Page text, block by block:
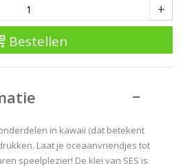
+
Bestellen
in kawaii (dat betekent
Laat je oceaanvriendjes tot
speelplezier! De klei van SES is